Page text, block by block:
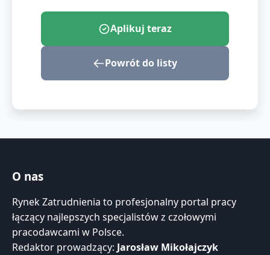
Aplikuj teraz
Powrót do listy
O nas
Rynek Zatrudnienia to profesjonalny portal pracy
łączący najlepszych specjalistów z czołowymi
pracodawcami w Polsce.
Redaktor prowadzący: Jarosław Mikołajczyk